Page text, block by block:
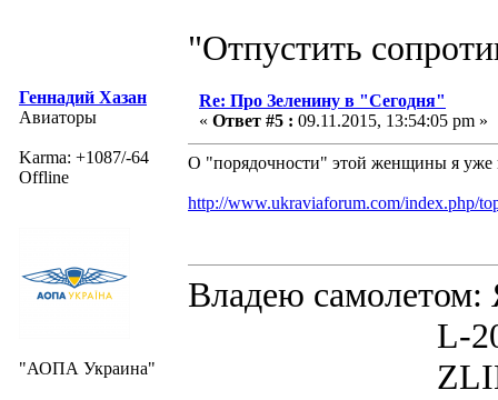
"Отпустить
Геннадий Хазан
Авиаторы
Karma: +1087/-64
Offline
"АОПА Украина"
Re: Про Зеленину в "Сегодня"
« Ответ #5 : 09.11.2015, 13:54:05 pm »
О "порядочности" этой женщины я уже
http://www.ukraviaforum.com/index.php/
Владею
L-200D
ZLIN 526